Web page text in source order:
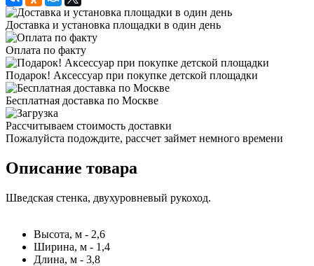
Доставка и установка площадки в один день
Оплата по факту
Подарок! Аксессуар при покупке детской площадки
Бесплатная доставка по Москве
Рассчитываем стоимость доставки
Пожалуйста подождите, рассчет займет немного времени
Описание товара
Шведская стенка, двухуровневый рукоход.
Высота, м - 2,6
Ширина, м - 1,4
Длина, м - 3,8